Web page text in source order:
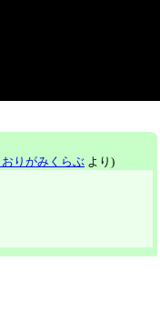
おりがみくらぶ より)